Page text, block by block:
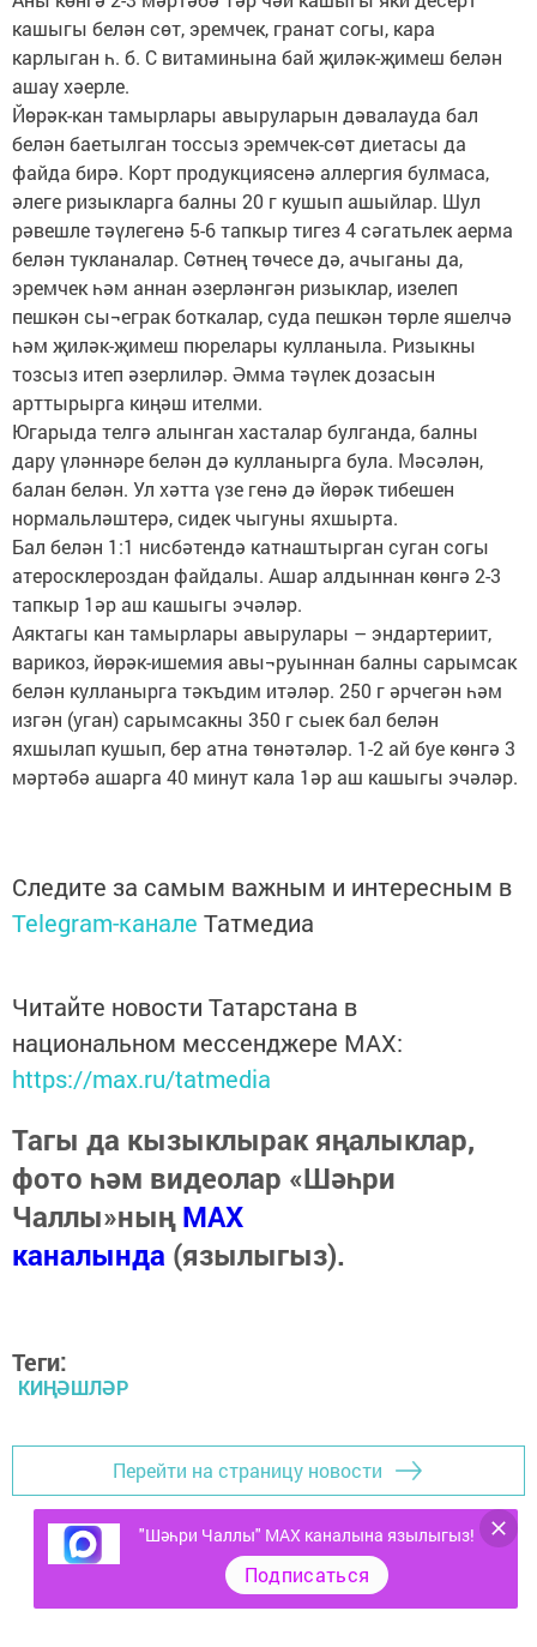
кашыгы белән сөт, эремчек, гранат согы, кара
карлыган һ. б. С витаминына бай җиләк-җимеш белән
ашау хәерле.
Йөрәк-кан тамырлары авыруларын дәвалауда бал
белән баетылган тоссыз эремчек-сөт диетасы да
файда бирә. Корт продукциясенә аллергия булмаса,
әлеге ризыкларга балны 20 г кушып ашыйлар. Шул
рәвешле тәүлегенә 5-6 тапкыр тигез 4 сәгатьлек аерма
белән тукланалар. Сөтнең төчесе дә, ачыганы да,
эремчек һәм аннан әзерләнгән ризыклар, изелеп
пешкән сы¬еграк боткалар, суда пешкән төрле яшелчә
һәм җиләк-җимеш пюрелары кулланыла. Ризыкны
тозсыз итеп әзерлиләр. Әмма тәүлек дозасын
арттырырга киңәш ителми.
Югарыда телгә алынган хасталар булганда, балны
дару үләннәре белән дә кулланырга була. Мәсәлән,
балан белән. Ул хәтта үзе генә дә йөрәк тибешен
нормальләштерә, сидек чыгуны яхшырта.
Бал белән 1:1 нисбәтендә катнаштырган суган согы
атеросклероздан файдалы. Ашар алдыннан көнгә 2-3
тапкыр 1әр аш кашыгы эчәләр.
Аяктагы кан тамырлары авырулары – эндартериит,
варикоз, йөрәк-ишемия авы¬руыннан балны сарымсак
белән кулланырга тәкъдим итәләр. 250 г әрчегән һәм
изгән (уган) сарымсакны 350 г сыек бал белән
яхшылап кушып, бер атна төнәтәләр. 1-2 ай буе көнгә 3
мәртәбә ашарга 40 минут кала 1әр аш кашыгы эчәләр.
Следите за самым важным и интересным в
Telegram-канале Татмедиа
Читайте новости Татарстана в
национальном мессенджере MАХ:
https://max.ru/tatmedia
Тагы да кызыклырак яңалыклар,
фото һәм видеолар «Шәһри
Чаллы»ныңMAX
каналында (язылыгыз).
Теги:
КИҢӘШЛӘР
Перейти на страницу новости
"Шәһри Чаллы" MAX каналына язылыгыз!
Подписаться